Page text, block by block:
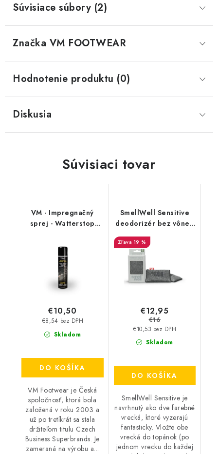
Súvisiace súbory (2)
Značka VM FOOTWEAR
Hodnotenie produktu (0)
Diskusia
Súvisiaci tovar
VM - Impregnačný
sprej - Watterstop
Skladom
€8,54 bez DPH
€10,50
DO KOŠÍKA
VM Footwear je Česká
spoločnosť, ktorá bola
založená v roku 2003 a
už po tretíkrát sa stala
držiteľom titulu Czech
Business Superbrands. Je
zameraná na výrobu a...
SmellWell Sensitive
deodorizér bez vône -
Grey
19 %
Skladom
€10,53 bez DPH
€12,95
€16
DO KOŠÍKA
SmellWell Sensitive je
navrhnutý ako dve farebné
vrecká, ktoré vyzerajú
fantasticky. Vložte obe
vrecká do topánok (po
jednom vrecku do každej